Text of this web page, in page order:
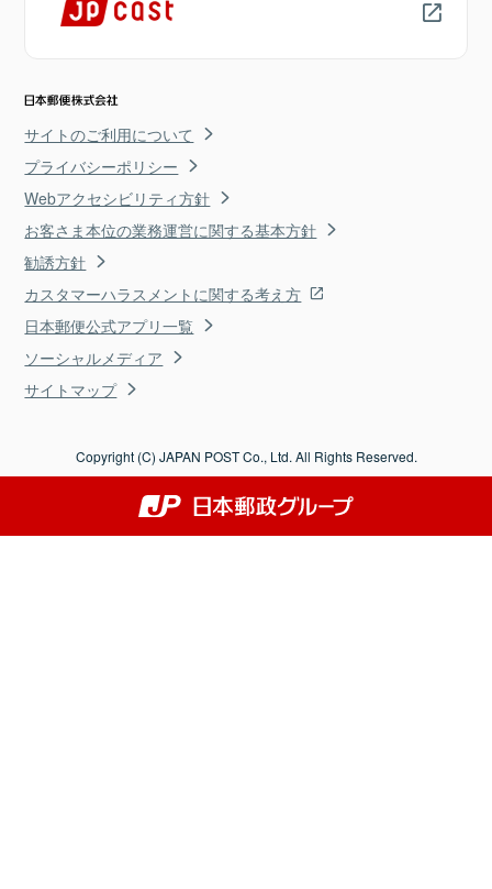
サイトのご利用について
プライバシーポリシー
Webアクセシビリティ方針
お客さま本位の業務運営に関する基本方針
勧誘方針
カスタマーハラスメントに関する考え方
日本郵便公式アプリ一覧
ソーシャルメディア
サイトマップ
Copyright (C) JAPAN POST Co., Ltd. All Rights Reserved.